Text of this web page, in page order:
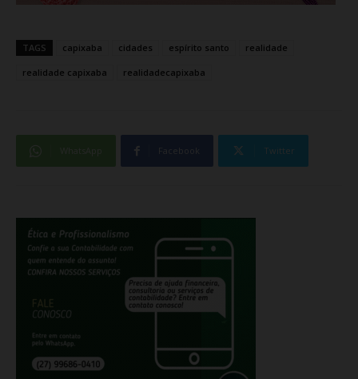
TAGS capixaba cidades espírito santo realidade
realidade capixaba realidadecapixaba
Facebook Twitter